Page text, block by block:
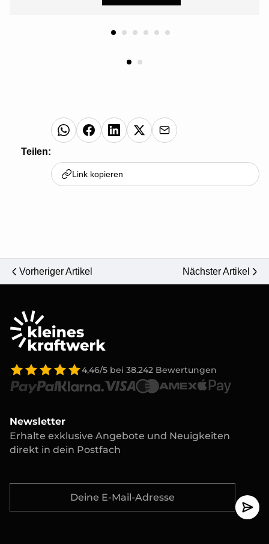
Teilen:
Link kopieren
Vorheriger Artikel Nächster Artikel
4,46/5 bei 38.242 Bewertungen
Newsletter
Erhalte exklusive Angebote und Neuigkeiten
direkt in dein Postfach